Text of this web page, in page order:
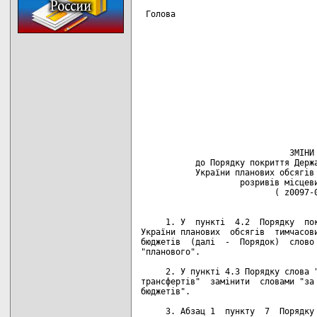
Голова
                              ЗМІНИ
до Порядку покриття
України планових
розривів
( z0097-
1. У  пункті  4.2  Порядку
України планових  обсягів
бюджетів  (далі  -  Порядок)  слово
"планового".
2. У пункті 4.3 Порядку слова
трансфертів"  замінити  словами
бюджетів".
3. Абзац 1  пункту  7